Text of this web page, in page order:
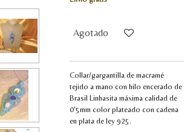
Agotado
Collar/gargantilla de macramé
tejido a mano con hilo encerado de
Brasil Linhasita máxima calidad de
0'5mm color plateado con cadena
en plata de ley 925.